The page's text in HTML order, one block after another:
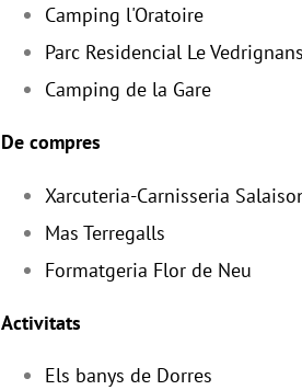
Camping l'Oratoire
Parc Residencial Le Vedrignans
Camping de la Gare
De compres
Xarcuteria-Carnisseria
Mas Terregalls
Formatgeria Flor de Neu
Activitats
Els banys de Dorres